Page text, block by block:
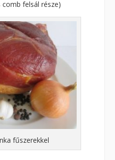
felsál része)
fűszerekkel